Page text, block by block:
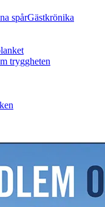
spårGästkrönika
tryggheten